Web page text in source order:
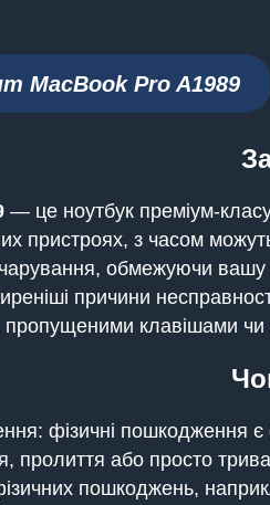
MacBook Pro A1989
— це ноутбук преміум-
пристроях, з часом
обмежуючи вашу
причини
клавішами чи
фізичні пошкодження
пролиття або просто
пошкоджень,